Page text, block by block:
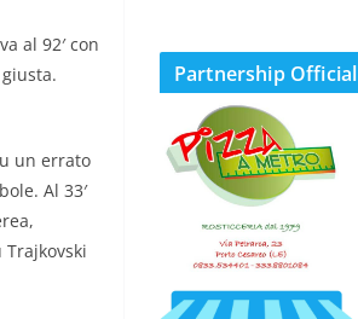
al 92′ con
un errato
Al 33′
Partnership Official